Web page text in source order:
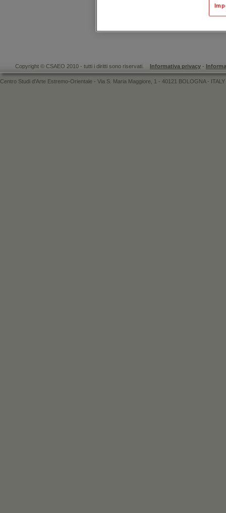
Copyright © CSAEO 2010 - tutti i diritti sono riservati. Informativa privacy -
Centro Studi d'Arte Estremo-Orientale - Via S. Maria Maggiore, 1 - 40121 BOLOGNA -